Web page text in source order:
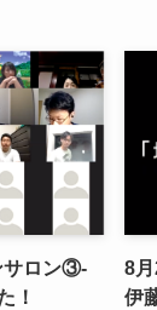
サロン③-
！
8
伊